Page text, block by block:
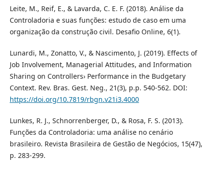
Leite, M., Reif, E., & Lavarda, C. E. F. (2018). Análise da
Controladoria e suas funções: estudo de caso em uma
organização da construção civil. Desafio Online, 6(1).
Lunardi, M., Zonatto, V., & Nascimento, J. (2019). Effects of
Job Involvement, Managerial Attitudes, and Information
Sharing on Controllers› Performance in the Budgetary
Context. Rev. Bras. Gest. Neg., 21(3), p.p. 540-562. DOI:
https://doi.org/10.7819/rbgn.v21i3.4000
Lunkes, R. J., Schnorrenberger, D., & Rosa, F. S. (2013).
Funções da Controladoria: uma análise no cenário
brasileiro. Revista Brasileira de Gestão de Negócios, 15(47),
p. 283-299.